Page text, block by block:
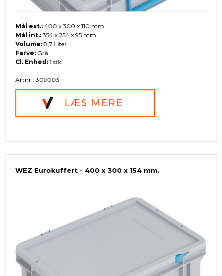
Mål ext.: 400 x 300 x 110 mm.
Mål int.: 354 x 254 x 95 mm
Volume: 8,7 Liter
Farve: Grå
Cl. Enhed: 1 stk.
Artnr.: 309003
WEZ Eurokuffert - 400 x 300 x 154 mm.